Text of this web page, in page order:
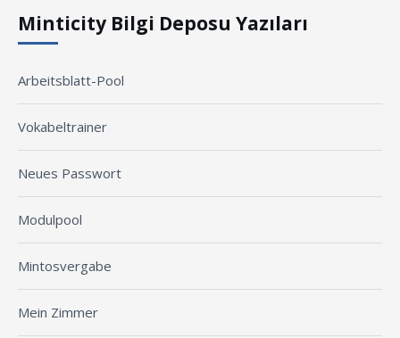
Minticity Bilgi Deposu Yazıları
Arbeitsblatt-Pool
Vokabeltrainer
Neues Passwort
Modulpool
Mintosvergabe
Mein Zimmer